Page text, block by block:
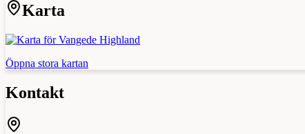
Karta
Öppna stora kartan
Kontakt